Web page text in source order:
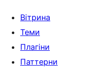
Вітрина
Теми
Плагіни
Паттерни